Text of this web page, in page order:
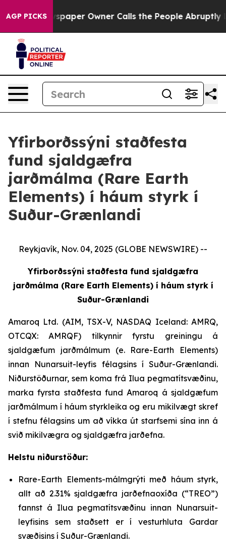
AGP PICKSOwner Calls the People Abruptly Laid off
Yfirborðssýni staðfesta
fund sjaldgæfra
jarðmálma (Rare Earth
Elements) í háum styrk í
Suður-Grænlandi
Reykjavík, Nov. 04, 2025 (GLOBE NEWSWIRE) --
Yfirborðssýni staðfesta fund sjaldgæfra
jarðmálma (Rare Earth Elements) í háum styrk í
Suður-Grænlandi
Amaroq Ltd. (AIM, TSX-V, NASDAQ Iceland: AMRQ,
OTCQX: AMRQF) tilkynnir fyrstu greiningu á
sjaldgæfum jarðmálmum (e. Rare-Earth Elements)
innan Nunarsuit-leyfis félagsins í Suður-Grænlandi.
Niðurstöðurnar, sem koma frá Ilua pegmatítsvæðinu,
marka fyrsta staðfesta fund Amaroq á sjaldgæfum
jarðmálmum í háum styrkleika og eru mikilvægt skref
í stefnu félagsins um að víkka út starfsemi sína inn á
svið mikilvægra og sjaldgæfra jarðefna.
Helstu niðurstöður:
Rare-Earth Elements-málmgrýti með háum styrk,
allt að 2.31% sjaldgæfra jarðefnaoxíða (“TREO”)
fannst á Ilua pegmatítsvæðinu innan Nunarsuit-
leyfisins sem staðsett er í vesturhluta Gardar
svæðisins í Suður-Grænlandi.